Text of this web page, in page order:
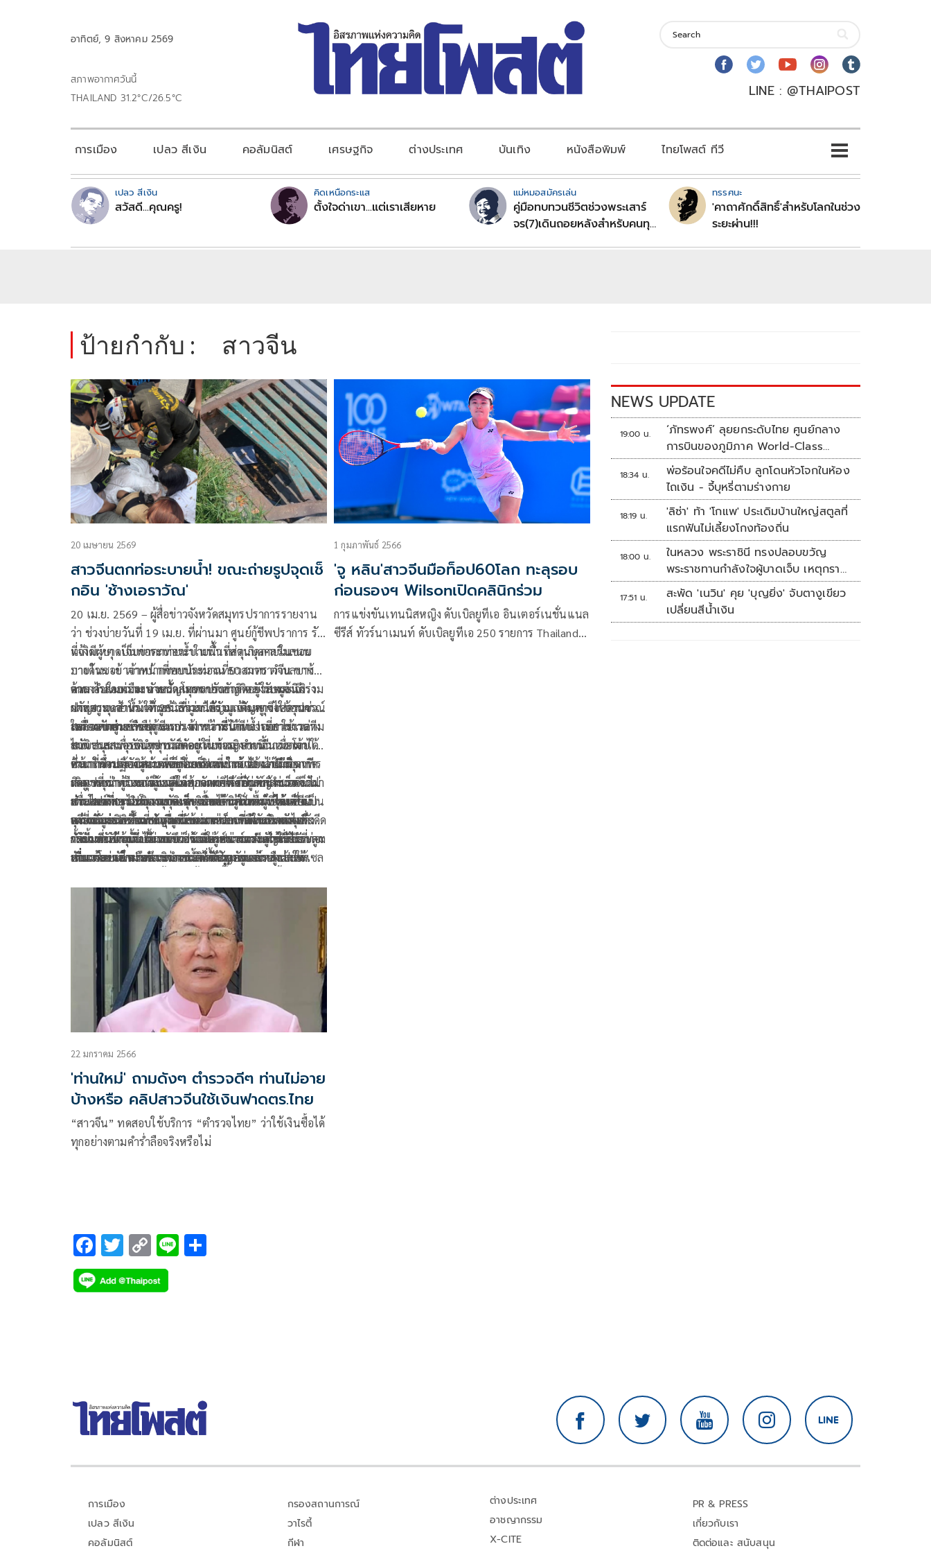
อาทิตย์, 9 สิงหาคม 2569
สภาพอากาศวันนี้
THAILAND 31.2°C/26.5°C
LINE : @THAIPOST
การเมือง เปลว สีเงิน คอลัมนิสต์ เศรษฐกิจ ต่างประเทศ บันเทิง หนังสือพิมพ์ ไทยโพสต์ ทีวี
เปลว สีเงิน
สวัสดี...คุณครู!
คิดเหนือกระแส
ตั้งใจด่าเขา...แต่เราเสียหาย
แม่หมอสมัครเล่น
คู่มือทบทวนชีวิตช่วงพระเสาร์
จร(7)เดินถอยหลังสำหรับคนทุก
ทรรศนะ
'คาถาศักดิ์สิทธิ์'สำหรับโลกในช่วง
ระยะผ่าน!!!
ป้ายกำกับ : สาวจีน
20 เมษายน 2569
สาวจีนตกท่อระบายน้ำ! ขณะถ่ายรูปจุดเช็
กอิน 'ช้างเอราวัณ'
20 เม.ย. 2569 – ผู้สื่อข่าวจังหวัดสมุทรปราการรายงาน
ว่า ช่วงบ่ายวันที่ 19 เม.ย. ที่ผ่านมา ศูนย์กู้ชีพปราการ รับ
แจ้งมีผู้บาดเจ็บขาตกท่อระบายน้ำ เหตุเกิดภายในซอย
บางด้วน เข้าจากปากซอยประมาณ 50 เมตร ตำบลบาง
ด้วน อำเภอเมือง จังหวัดสมุทรปราการ หลังรับแจ้งจึง
ประสาน เจ้าหน้าที่มูลนิธิร่วมกตัญญู เดินทางไปตรวจ
สอบและช่วยเหลือ
ที่เกิดเหตุ เป็นท่อระบายน้ำในพื้นที่ส่วนบุคคลริมถนน
ภายในซอย เจ้าหน้าที่พบนักท่องเที่ยวสาวชาวจีน ขาซ้าย
ตกลงไปในท่อระบายน้ำ โดยขายังคาติดอยู่ในตระแกรง
ฝาท่อระบายน้ำ เจ้าหน้าที่มูลนิธิร่วมกตัญญู จึงใช้อุปกรณ์
เครื่องตัดถ่าง ถ่างตระแกรงฝาท่อระบายน้ำออก ใช้เวลา
ไม่นานสามารถนำขานักท่องเที่ยงหญิงชาวจีนออกมาได้
ซึ่งจากการตรวจสอบ พบรอยแดงที่ขาซ้าย แต่ไม่มีอาการ
ผิดรูปที่ขาหรือบาดแผลใดๆ นักท่องเที่ยวหญิงชาวจีนไม่
ประสงค์ที่จะไปโรงพยาบาล และได้กล่าวขอบคุณเจ้า
หน้าที่มูลนิธิร่วมกตัญญูที่เข้ามาช่วยเหลืออย่างรวดเร็ว
จากการสอบถาม นายธัญเทพ กอบธัญกิจ อาสามูลนิธิร่วม
กตัญญู จุดสำโรงใต้ 28 เล่าว่า ได้รับแจ้งเหตุขอความช่วย
เหลือจากศูนย์วิทยุกู้ชีพปราการว่ามีนักท่องเที่ยวชาวต่าง
ชาติประสบอุบัติเหตุขาติดอยู่ในท่อระบายน้ำ เมื่อเจ้า
หน้าที่ซึ่งปฏิบัติหน้าที่อยู่ในบริเวณใกล้เคียงไปถึงจุดเกิด
เหตุ พบว่าผู้บาดเจ็บอยู่ในสภาพขาติดอยู่กับแผ่นเหล็กฝา
ท่อ โดยลักษณะของอุบัติเหตุเกิดจากผู้บาดเจ็บได้เหยียบ
ลงบนแผ่นเหล็กที่ชำรุดจนแผ่นเหล็กเกิดการบิดตัวและดีด
กลับมาอัดเข้าที่บริเวณช่วงหัวเข่าอย่างแรง ทำให้ไม่
สามารถขยับหรือดึงขาออกมาได้ด้วยตนเอง
ในการช่วยเหลือช่วงแรก เจ้าหน้าที่ได้รีบประสานงานทีม
สนับสนุนเพื่อขออุปกรณ์ตัดถ่างเข้ามาดำเนินการ โดยใช้
เวลาในการง้างแผ่นเหล็กออกประมาณ 10 นาที ก็
สามารถนำขาของผู้บาดเจ็บออกมาได้เป็นผลสำเร็จ จาก
การตรวจสอบอาการบาดเจ็บเบื้องต้นพบว่าผู้บาดเจ็บมี
เพียงรอยฟกช้ำและแผลถลอกจากการที่พลัดตกลงไป
กระแทกเท่านั้น ไม่พบอาการผิดรูปของกระดูกหรือกระดูก
หักแต่อย่างใด ก่อนจะดำเนินการปฐมพยาบาลและให้
ด้าน เพื่อนของผู้บาดเจ็บซึ่งเป็นคนไทย ได้เล่าถึงวินาที
เกิดเหตุว่า ขณะกำลังเดินเท้าจากพิพิธภัณฑ์ช้างเอราวัณ
เพื่อไปถ่ายรูปบริเวณจุดเช็กอินยอดฮิตฝั่งตรงข้าม ซึ่งเป็น
จุดที่นักท่องเที่ยวชาวจีนนิยมมาถ่ายภาพในระหว่างที่
กำลังเดินข้ามมานั้น นักท่องเที่ยวสาวชาวจีนได้เหยียบลง
บนแผ่นเหล็กฝาท่อระบายน้ำที่ชำรุดอยู่แล้ว ส่งผลให้
ติดอยู่ด้านใน ในตอนนั้นตนพยายามช่วยพยุงและสั่งไม่
ให้ผู้บาดเจ็บลุกขึ้นหรือขยับตัว เพราะเกรงว่าหัวเข่าจะหัก
หรือถูกเศษเหล็กที่หักคารูท่อแทงซ้ำ จึงรีบประสานขอ
ความช่วยเหลือทันที และแม้จะเกิดเหตุการณ์ไม่คาดฝัน
ขึ้น แต่นักท่องเที่ยวสาวรายนี้กล่าวว่าตนเองไม่ได้รู้สึก
ตกใจหรือขวัญเสีย และยังรู้สึกขอบคุณที่เจ้าหน้าที่กู้ภัย
และผู้เกี่ยวข้องเข้ามาให้การช่วยเหลืออย่างรวดเร็วมาก
โดยหลังจากได้รับการช่วยเหลือเสร็จสิ้น เธอยังสามารถ
ยังคงมีความตั้งใจที่จะกลับมาท่องเที่ยวที่ประเทศไทยอีก
ครั้งในอนาคตแน่นอน เพราะประทับใจในการดูแลและ
ความปลอดภัยภาพรวมที่ได้รับในครั้งนี้
ส่วน นางสาวจินจุภา ทองสุข ชาวบ้านในพื้นที่ได้แสดง
ความกังวลอย่างมากเกี่ยวกับความปลอดภัยบริเวณจุดดัง
กล่าว ซึ่งปัจจุบันได้กลายเป็นแลนด์มาร์คสำคัญที่มีนักท่อง
เที่ยว โดยเฉพาะชาวต่างชาติ เดินทางมาถ่ายรูปและเซล
เฉลี่ยมีผู้มาเยือนสูงถึงวันละ 40-50 คน ซึ่งจุดดังกล่าวนั้น
สภาพถนนเป็นแบบ 2 เลนสวนกัน และรถที่สัญจรไปมา
มักจะใช้ความเร็วสูง หากเป็นคนในพื้นที่จะทราบดีและ
ช่วยชะลอความเร็วให้ แต่สำหรับรถจากที่อื่นที่ไม่ชำนาญ
ทางมักจะขับผ่านด้วยความเร็ว ซึ่งเสี่ยงต่อการเกิด
อุบัติเหตุกับนักท่องเที่ยวที่ยืนรวมกลุ่มกันอยู่ริมถนนเป็น
อย่างมาก
ทั้งนี้ ชาวบ้านจึงอยากเรียกร้องให้หน่วยงานราชการที่
เกี่ยวข้อง เข้ามาดำเนินการติดตั้งสัญลักษณ์หรือป้าย
พลุกพล่านและควรชะลอความเร็ว แม้ว่าปัจจุบันจะมีแสง
สว่างที่เพียงพอแล้ว แต่การขาดป้ายเตือนที่ชัดเจนยังคง
เป็นช่องว่างที่อาจนำไปสู่อุบัติเหตุร้ายแรงได้ จึงอยากให้
มีการจัดระเบียบพื้นที่และทำเครื่องหมายบอกทางให้
ชัดเจน เพื่อสร้างความปลอดภัยให้กับนักท่องเที่ยวและลด
ความเสี่ยงในการสูญเสียที่อาจเกิดขึ้นในอนาคต.
1 กุมภาพันธ์ 2566
'จู หลิน'สาวจีนมือท็อป60โลก ทะลุรอบ
ก่อนรองฯ Wilsonเปิดคลินิกร่วม
การแข่งขันเทนนิสหญิง ดับเบิลยูทีเอ อินเตอร์เนชั่นแนล
ซีรีส์ ทัวร์นาเมนท์ ดับเบิลยูทีเอ 250 รายการ Thailand
22 มกราคม 2566
'ท่านใหม่' ถามดังๆ ตำรวจดีๆ ท่านไม่อาย
บ้างหรือ คลิปสาวจีนใช้เงินฟาดตร.ไทย
“สาวจีน” ทดสอบใช้บริการ “ตำรวจไทย” ว่าใช้เงินซื้อได้
ทุกอย่างตามคำร่ำลือจริงหรือไม่
F
ac
e
T
wi
tt
C
o
p
Li
NEWS UPDATE
19:00 น.
‘ภัทรพงศ์’ ลุยยกระดับไทย ศูนย์กลาง
การบินของภูมิภาค World-Class
Aviation Hub | ห้องข่าวไทยโพสต์สุด
สัปดาห์
18:34 น.
พ่อร้อนใจคดีไม่คืบ ลูกโดนหัวโจกในห้อง
ไถเงิน - จี้บุหรี่ตามร่างกาย
18:19 น.
'ลิซ่า' ท้า 'โกแพ' ประเดิมบ้านใหญ่สตูลที่
แรกฟันไม่เลี้ยงโกงท้องถิ่น
18:00 น.
ในหลวง พระราชินี ทรงปลอบขวัญ
พระราชทานกำลังใจผู้บาดเจ็บ เหตุกราด
ยิง รร.เทพศิรินทร์นนทบุรี
17:51 น.
สะพัด 'เนวิน' คุย 'บุญยิ่ง' จับตางูเขียว
เปลี่ยนสีน้ำเงิน
การเมือง
เปลว สีเงิน
คอลัมนิสต์
กรองสถานการณ์
วาไรตี้
กีฬา
ต่างประเทศ
อาชญากรรม
X-CITE
PR & PRESS
เกี่ยวกับเรา
ติดต่อและ สนับสนุน